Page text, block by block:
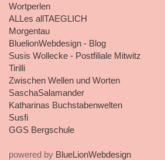
Wortperlen
ALLes allTAEGLICH
Morgentau
BluelionWebdesign - Blog
Susis Wollecke - Postfiliale Mitwitz
Tirilli
Zwischen Wellen und Worten
SaschaSalamander
Katharinas Buchstabenwelten
Susfi
GGS Bergschule
powered by BlueLionWebdesign